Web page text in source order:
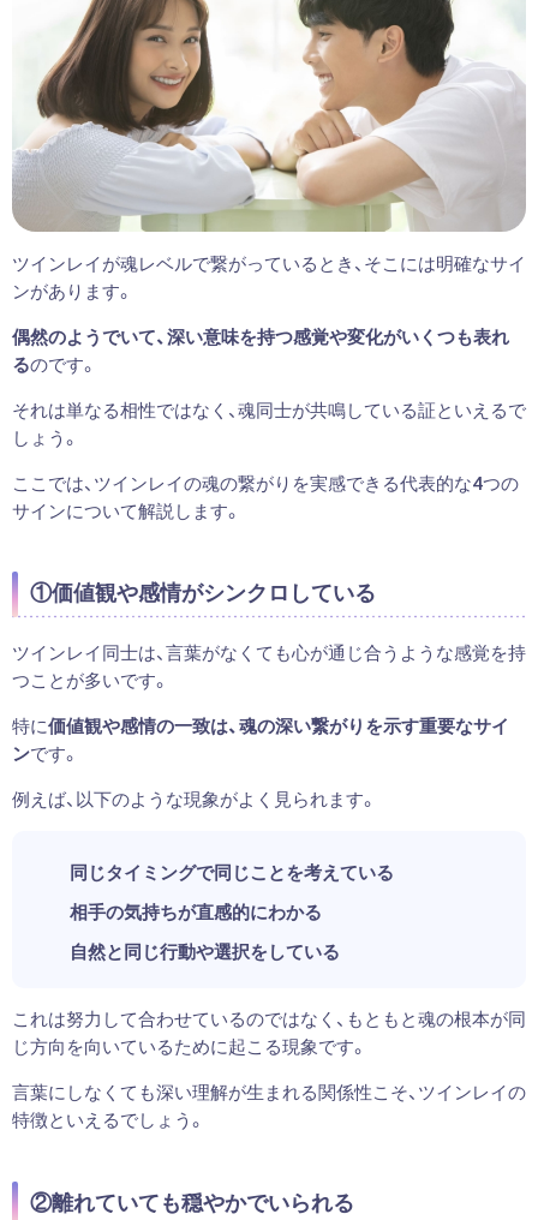
ツインレイが魂レベルで繋がっているとき、そこには明確なサイ
ンがあります。
偶然のようでいて、深い意味を持つ感覚や変化がいくつも表れ
るのです。
それは単なる相性ではなく、魂同士が共鳴している証といえるで
しょう。
ここでは、ツインレイの魂の繋がりを実感できる代表的な4つの
サインについて解説します。
①価値観や感情がシンクロしている
ツインレイ同士は、言葉がなくても心が通じ合うような感覚を持
つことが多いです。
特に価値観や感情の一致は、魂の深い繋がりを示す重要なサイ
ンです。
例えば、以下のような現象がよく見られます。
同じタイミングで同じことを考えている
相手の気持ちが直感的にわかる
自然と同じ行動や選択をしている
これは努力して合わせているのではなく、もともと魂の根本が同
じ方向を向いているために起こる現象です。
言葉にしなくても深い理解が生まれる関係性こそ、ツインレイの
特徴といえるでしょう。
②離れていても穏やかでいられる